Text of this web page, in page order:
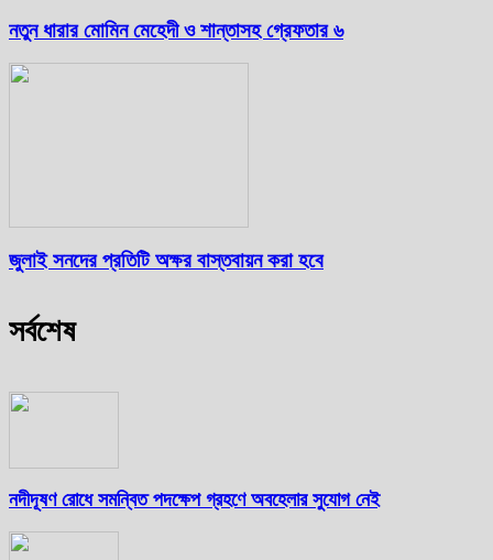
নতুন ধারার মোমিন মেহেদী ও শান্তাসহ গ্রেফতার ৬
জুলাই সনদের প্রতিটি অক্ষর বাস্তবায়ন করা হবে
সর্বশেষ
নদীদূষণ রোধে সমন্বিত পদক্ষেপ গ্রহণে অবহেলার সুযোগ নেই